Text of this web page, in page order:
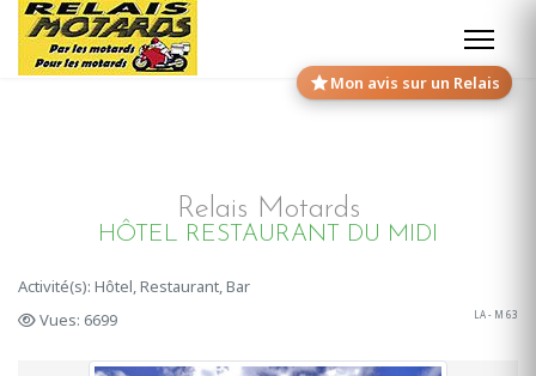
Mon avis sur un Relais
Relais Motards
HÔTEL RESTAURANT DU MIDI
Activité(s): Hôtel, Restaurant, Bar
Vues: 6699
LA - M 63